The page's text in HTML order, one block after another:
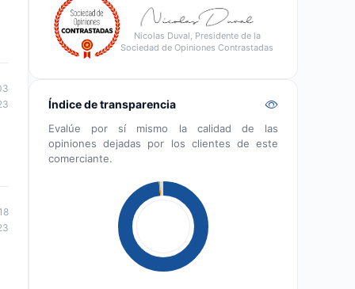
Nicolas Duval, Presidente de la
Sociedad de Opiniones Contrastadas
Índice de transparencia
Evalúe por sí mismo la calidad de las
opiniones dejadas por los clientes de este
comerciante.